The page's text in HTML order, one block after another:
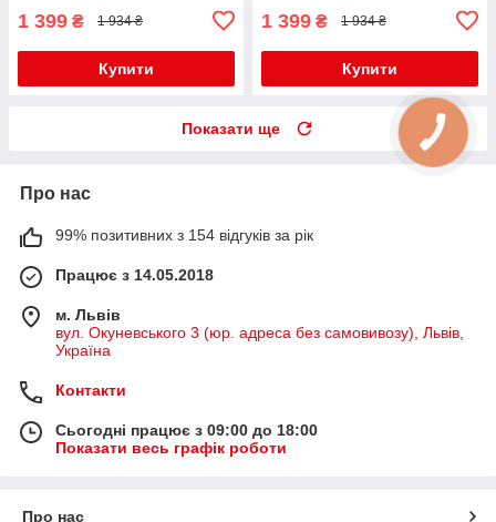
1 399 ₴ 1 934 ₴
Купити
1 399 ₴ 1 934 ₴
Купити
Показати ще
Про нас
99% позитивних з 154 відгуків за рік
Працює з 14.05.2018
м. Львів
вул. Окуневського 3 (юр. адреса без самовивозу), Львів,
Україна
Контакти
Сьогодні працює з 09:00 до 18:00
Показати весь графік роботи
Про нас